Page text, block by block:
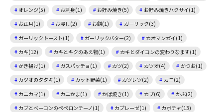
オレンジ(5)
お刺身(1) お好み焼き(5)
お好み焼きハクサイ(1)
お正月(1)
お浸し(2) お餅(1)
ガーリック(3)
ガーリックトースト(1)
ガーリックバター(2)
カオマンガイ(1)
カキ(12)
カキとキクのあえ物(1)
カキとダイコンの変わりなます(1)
かき揚げ(1)
ガスパッチョ(1) カツ(2) カツオ(4)
かつお(1)
カツオのタタキ(1)
カット野菜(1) カツレツ(2)
カニ(2)
カニカマ(1)
カニかま(1) かば焼き(1) カブ(6)
かぶ(2)
カブとベーコンのペペロンチーノ(1)
カプレーゼ(1)
カボチャ(13)